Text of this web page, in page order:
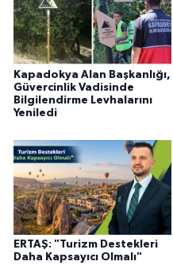
Kapadokya Alan Başkanlığı,
Güvercinlik Vadisinde
Bilgilendirme Levhalarını
Yeniledi
ERTAŞ: "Turizm Destekleri
Daha Kapsayıcı Olmalı"